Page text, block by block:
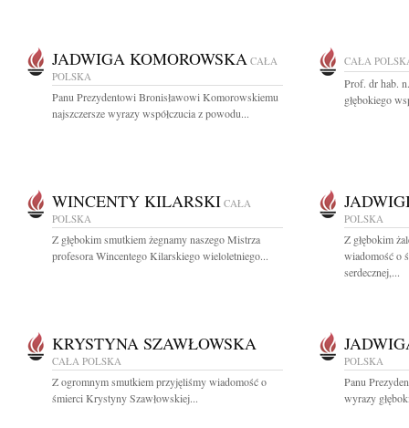
JADWIGA KOMOROWSKA CAŁA
POLSKA
Panu Prezydentowi Bronisławowi Komorowskiemu
najszczersze wyrazy współczucia z powodu...
CAŁA
Prof. dr hab.
głębokiego
WINCENTY KILARSKI CAŁA
POLSKA
Z głębokim smutkiem żegnamy naszego Mistrza
profesora Wincentego Kilarskiego wieloletniego...
POLSKA
Z głębokim
wiadomość o
serdecznej,...
KRYSTYNA SZAWŁOWSKA
CAŁA POLSKA
Z ogromnym smutkiem przyjęliśmy wiadomość o
śmierci Krystyny Szawłowskiej...
POLSKA
Panu
wyrazy